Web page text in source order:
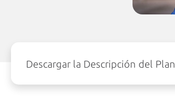
Descargar la Descripción del Plan.